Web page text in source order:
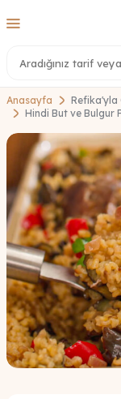
Anasayfa
Refika'yla
Hindi But ve Bulgur